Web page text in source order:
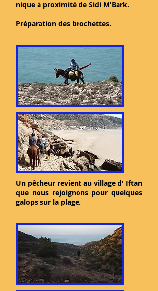
nique à proximité de Sidi M'Bark.
Préparation des brochettes.
Un pêcheur revient au village d' Iftan
que nous rejoignons pour quelques
galops sur la plage.